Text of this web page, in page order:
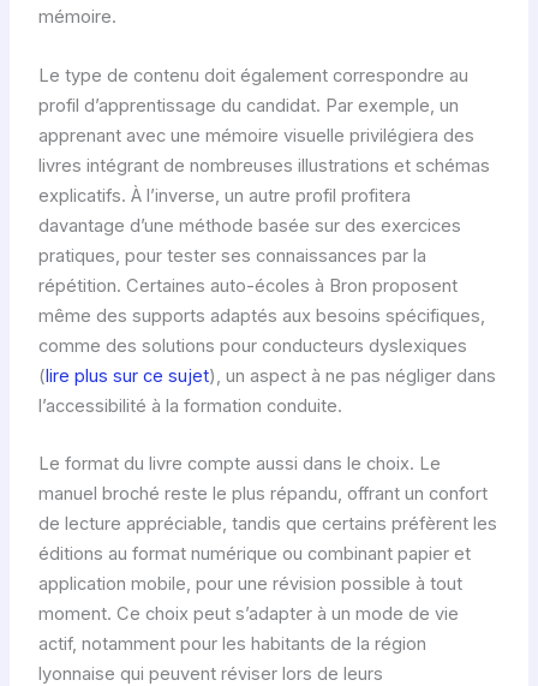
mémoire.
Le type de contenu doit également correspondre au
profil d’apprentissage du candidat. Par exemple, un
apprenant avec une mémoire visuelle privilégiera des
livres intégrant de nombreuses illustrations et schémas
explicatifs. À l’inverse, un autre profil profitera
davantage d’une méthode basée sur des exercices
pratiques, pour tester ses connaissances par la
répétition. Certaines auto-écoles à Bron proposent
même des supports adaptés aux besoins spécifiques,
comme des solutions pour conducteurs dyslexiques
(lire plus sur ce sujet), un aspect à ne pas négliger dans
l’accessibilité à la formation conduite.
Le format du livre compte aussi dans le choix. Le
manuel broché reste le plus répandu, offrant un confort
de lecture appréciable, tandis que certains préfèrent les
éditions au format numérique ou combinant papier et
application mobile, pour une révision possible à tout
moment. Ce choix peut s’adapter à un mode de vie
actif, notamment pour les habitants de la région
lyonnaise qui peuvent réviser lors de leurs